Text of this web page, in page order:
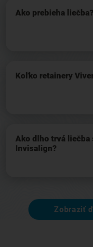
Ako prebieha liečba?
Koľko retainery
Ako dlho trvá liečba
Invisalign?
Zobraziť